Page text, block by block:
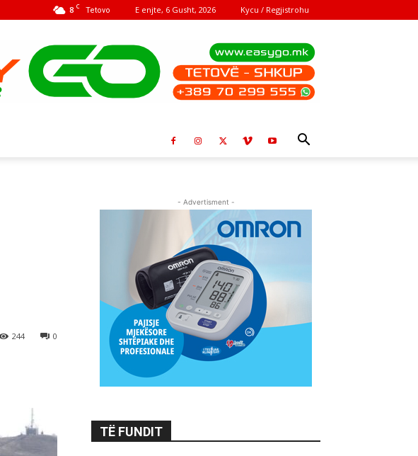
8 C Tetovo E enjte, 6 Gusht, 2026 Kycu / Regjistrohu
0
244
- Advertisment -
TË FUNDIT